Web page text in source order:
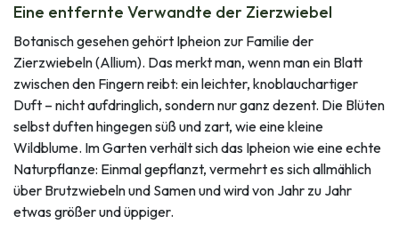
Eine entfernte Verwandte der Zierzwiebel
Botanisch gesehen gehört Ipheion zur Familie der
Zierzwiebeln (Allium). Das merkt man, wenn man ein Blatt
zwischen den Fingern reibt: ein leichter, knoblauchartiger
Duft – nicht aufdringlich, sondern nur ganz dezent. Die Blüten
selbst duften hingegen süß und zart, wie eine kleine
Wildblume. Im Garten verhält sich das Ipheion wie eine echte
Naturpflanze: Einmal gepflanzt, vermehrt es sich allmählich
über Brutzwiebeln und Samen und wird von Jahr zu Jahr
etwas größer und üppiger.